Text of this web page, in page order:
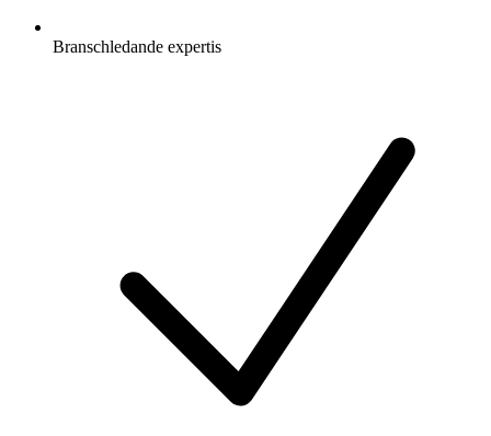
Branschledande expertis